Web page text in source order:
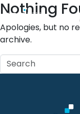
Nothing
Apologies, but no
archive.